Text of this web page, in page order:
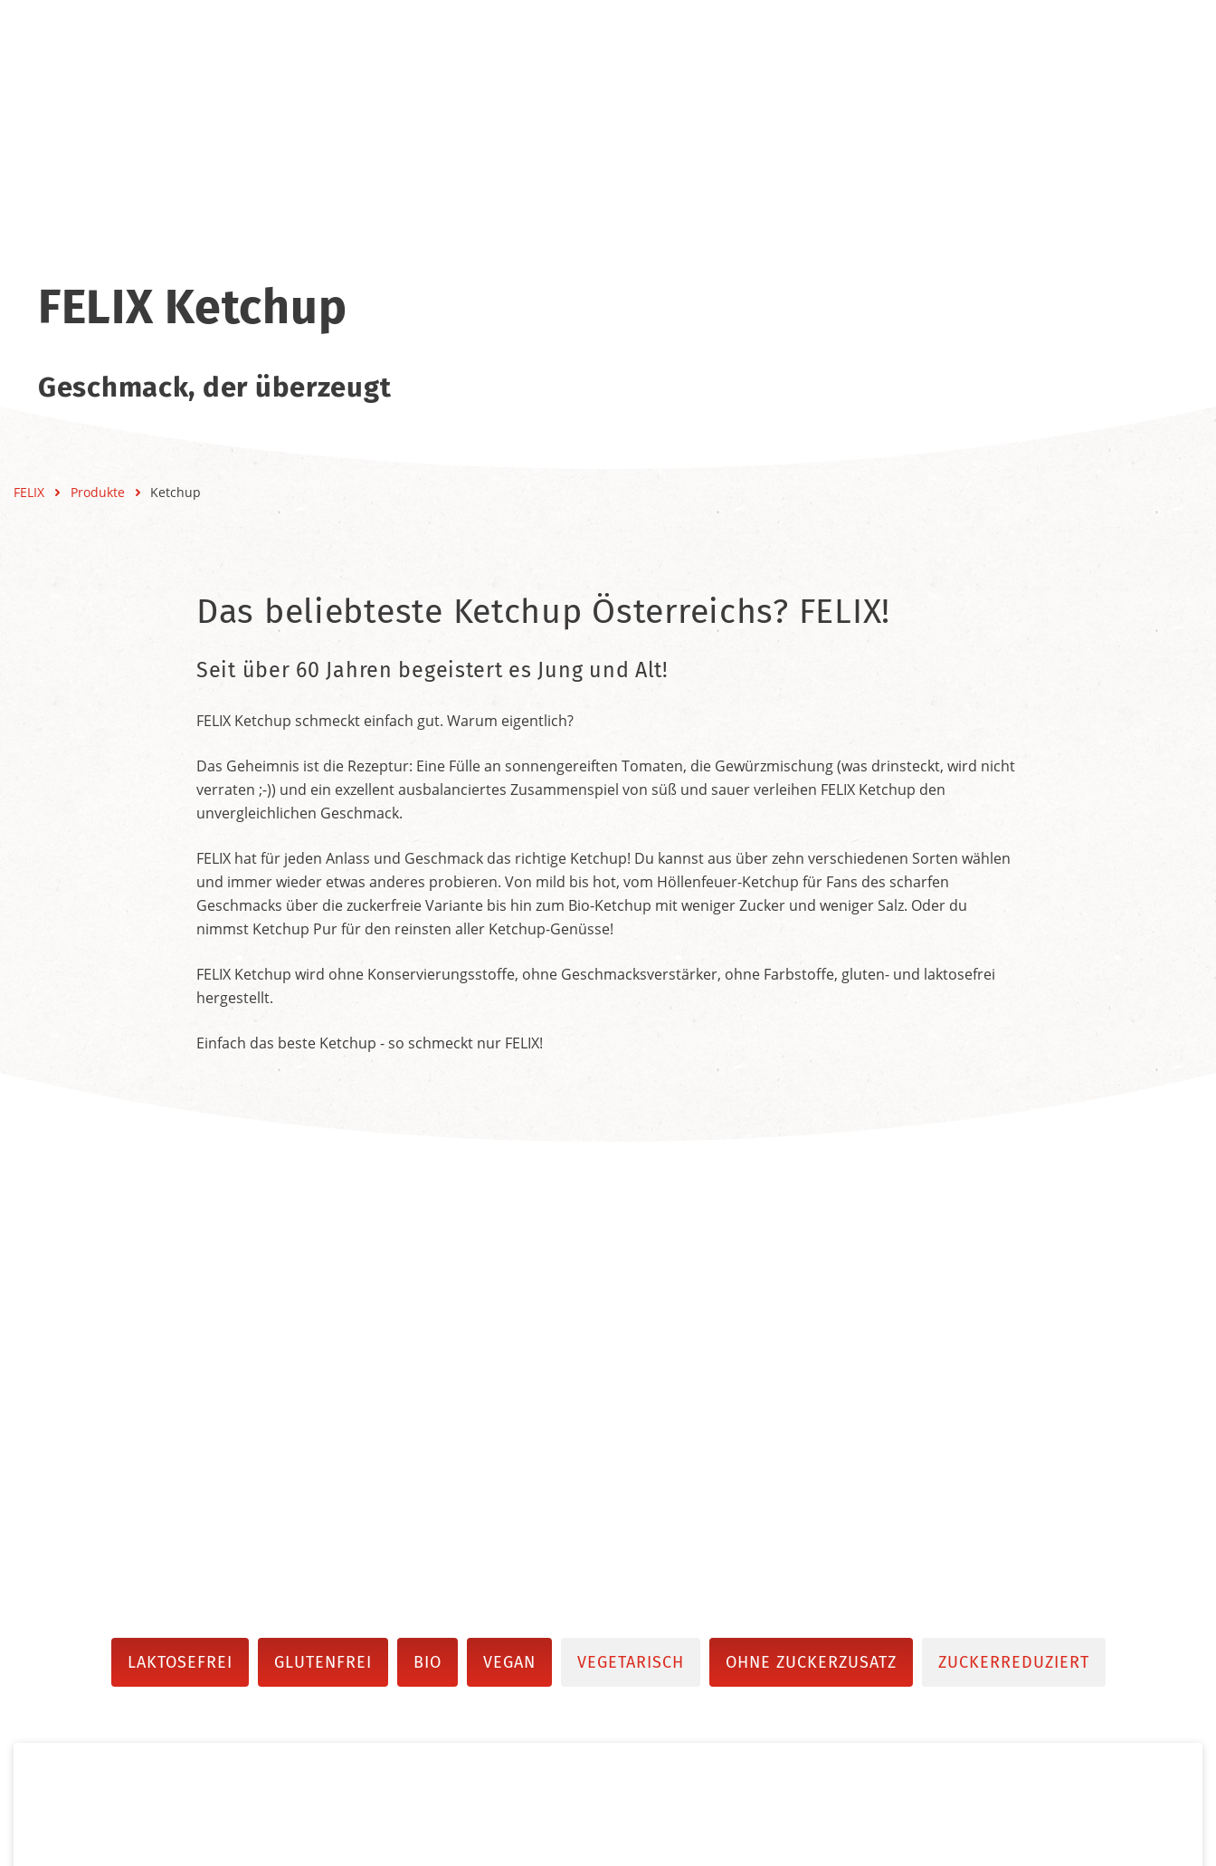
FELIX Ketchup
Geschmack, der überzeugt
FELIX Produkte Ketchup
Das beliebteste Ketchup Österreichs? FELIX!
Seit über 60 Jahren begeistert es Jung und Alt!
FELIX Ketchup schmeckt einfach gut. Warum eigentlich?
Das Geheimnis ist die Rezeptur: Eine Fülle an sonnengereiften Tomaten, die Gewürzmischung (was drinsteckt, wird nicht
verraten ;-)) und ein exzellent ausbalanciertes Zusammenspiel von süß und sauer verleihen FELIX Ketchup den
unvergleichlichen Geschmack.
FELIX hat für jeden Anlass und Geschmack das richtige Ketchup! Du kannst aus über zehn verschiedenen Sorten wählen
und immer wieder etwas anderes probieren. Von mild bis hot, vom Höllenfeuer-Ketchup für Fans des scharfen
Geschmacks über die zuckerfreie Variante bis hin zum Bio-Ketchup mit weniger Zucker und weniger Salz. Oder du
nimmst Ketchup Pur für den reinsten aller Ketchup-Genüsse!
FELIX Ketchup wird ohne Konservierungsstoffe, ohne Geschmacksverstärker, ohne Farbstoffe, gluten- und laktosefrei
hergestellt.
Einfach das beste Ketchup - so schmeckt nur FELIX!
LAKTOSEFREI GLUTENFREI BIO VEGAN VEGETARISCH OHNE ZUCKERZUSATZ ZUCKERREDUZIERT